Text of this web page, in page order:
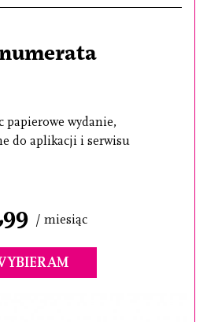
papierowe wydanie,
do aplikacji i serwisu
/ miesiąc